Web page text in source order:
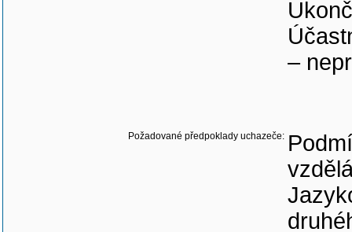
–
Požadované předpoklady uchazeče: